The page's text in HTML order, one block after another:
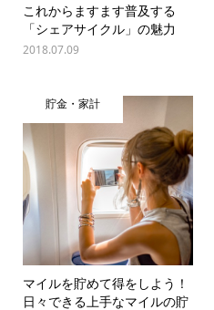
これからますます普及する
「シェアサイクル」の魅力
2018.07.09
貯金・家計
マイルを貯めて得をしよう！
日々できる上手なマイルの貯